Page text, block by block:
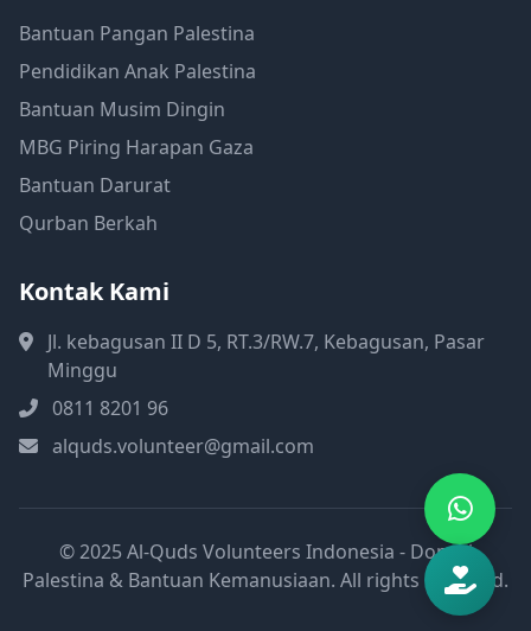
Bantuan Pangan Palestina
Pendidikan Anak Palestina
Bantuan Musim Dingin
MBG Piring Harapan Gaza
Bantuan Darurat
Qurban Berkah
Kontak Kami
Jl. kebagusan II D 5, RT.3/RW.7, Kebagusan, Pasar
Minggu
0811 8201 96
alquds.volunteer@gmail.com
© 2025 Al-Quds Volunteers Indonesia - Donasi
Palestina & Bantuan Kemanusiaan. All rights reserved.